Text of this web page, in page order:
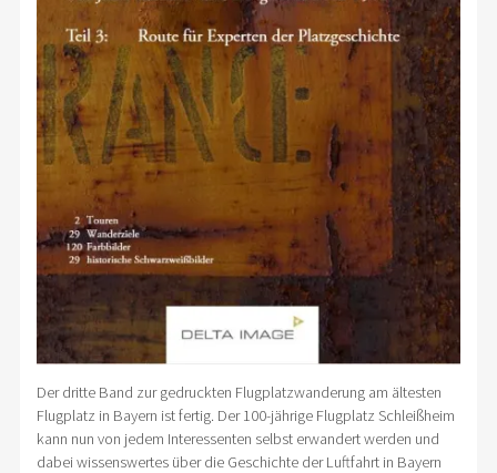
Der dritte Band zur gedruckten Flugplatzwanderung am ältesten
Flugplatz in Bayern ist fertig. Der 100-jährige Flugplatz Schleißheim
kann nun von jedem Interessenten selbst erwandert werden und
dabei wissenswertes über die Geschichte der Luftfahrt in Bayern